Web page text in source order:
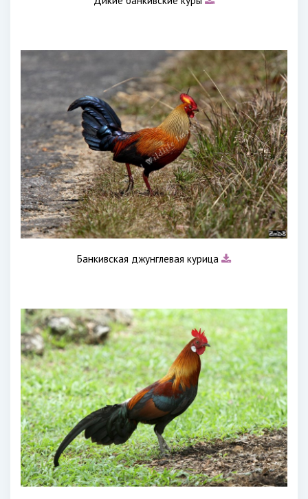
Банкивская джунглевая курица